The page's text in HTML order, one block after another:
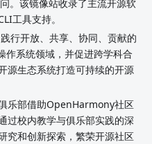
。该镜像站收录了主流开源软
工具支持。
践行开放、共享、协同、贡献的
系统领域，并促进跨学科合
源生态系统打造可持续的开源
乐部借助OpenHarmony社区
过校内教学与俱乐部实践的深
究和创新探索，繁荣开源社区